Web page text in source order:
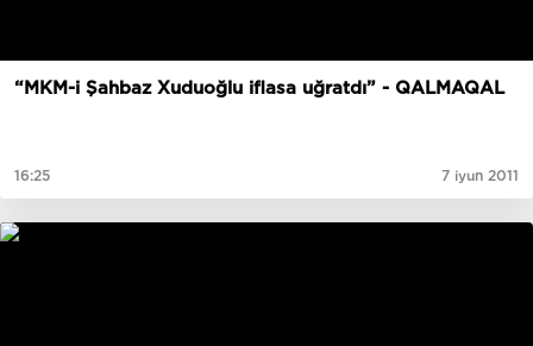
“MKM-i Şahbaz Xuduoğlu iflasa uğratdı” - QALMAQAL
16:25 7 iyun 2011